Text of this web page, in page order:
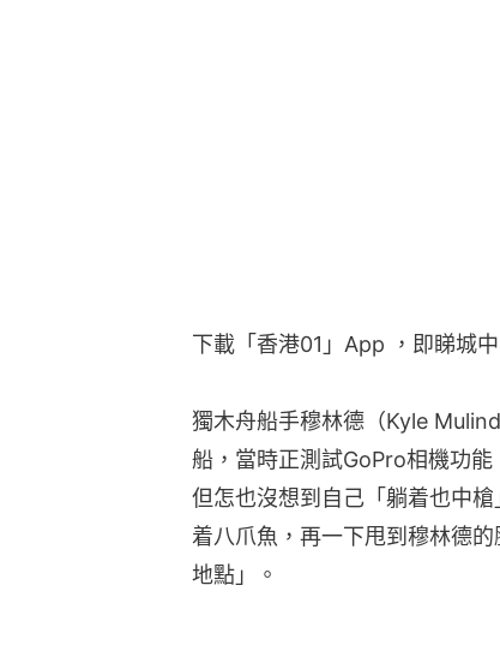
下載「香港01」App ，即睇城中
獨木舟船手穆林德（Kyle
船，當時正測試GoPro相機功能
但怎也沒想到自己「躺着也中
着八爪魚，再一下甩到穆林德
地點」。